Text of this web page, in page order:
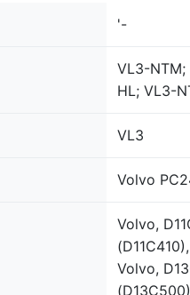
'-
VL3-NTM;
HL; VL3-
VL3
Volvo
Volvo,
Volvo,